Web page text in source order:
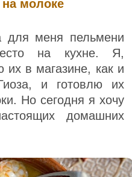
молоке
меня пельмени
на кухне. Я,
их в магазине, как и
и готовлю их
Но сегодня я хочу
домашних